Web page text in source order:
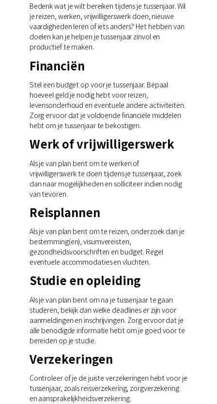
Bedenk wat je wilt bereiken tijdens je tussenjaar. Wil
je reizen, werken, vrijwilligerswerk doen, nieuwe
vaardigheden leren of iets anders? Het hebben van
doelen kan je helpen je tussenjaar zinvol en
productief te maken.
Financiën
Stel een budget op voor je tussenjaar. Bepaal
hoeveel geld je nodig hebt voor reizen,
levensonderhoud en eventuele andere activiteiten.
Zorg ervoor dat je voldoende financiële middelen
hebt om je tussenjaar te bekostigen.
Werk of vrijwilligerswerk
Als je van plan bent om te werken of
vrijwilligerswerk te doen tijdens je tussenjaar, zoek
dan naar mogelijkheden en solliciteer indien nodig
van tevoren.
Reisplannen
Als je van plan bent om te reizen, onderzoek dan je
bestemming(en), visumvereisten,
gezondheidsvoorschriften en budget. Regel
eventuele accommodaties en vluchten.
Studie en opleiding
Als je van plan bent om na je tussenjaar te gaan
studeren, bekijk dan welke deadlines er zijn voor
aanmeldingen en inschrijvingen. Zorg ervoor dat je
alle benodigde informatie hebt om je goed voor te
bereiden op je studie.
Verzekeringen
Controleer of je de juiste verzekeringen hebt voor je
tussenjaar, zoals reisverzekering, zorgverzekering
en aansprakelijkheidsverzekering.